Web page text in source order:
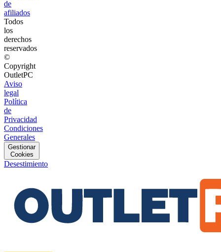
de
afiliados
Todos
los
derechos
reservados
©
Copyright
OutletPC
Aviso
legal
Política
de
Privacidad
Condiciones
Generales
Gestionar
Cookies
Desestimiento